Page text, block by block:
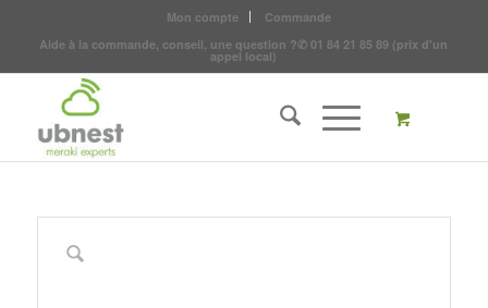
Mon compte
Commande
Aide à la commande, conseil, une question ?✆ 01 84 21 85 89 (prix d'un
appel local)